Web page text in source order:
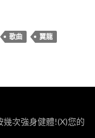
歌曲
翼龍
次強身健體!(X)您的